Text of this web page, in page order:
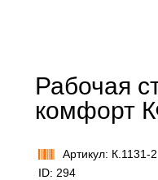
Рабочая
комфорт
Артикул: К.1131-2
ID: 294